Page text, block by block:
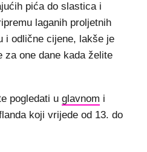
pića do slastica i
laganih proljetnih
i odlične cijene, lakše je
za one dane kada želite
pogledati u glavnom i
koji vrijede od 13. do